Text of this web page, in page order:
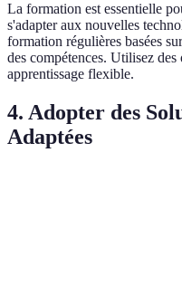
La formation est essentielle
s'adapter aux nouvelles
formation régulières basées
des compétences. Utilisez
apprentissage flexible.
4. Adopter des
Adaptées